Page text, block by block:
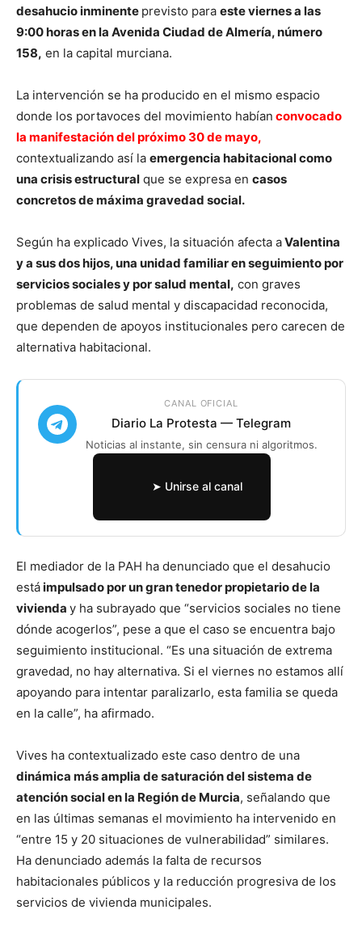
desahucio inminente previsto para este viernes a las
9:00 horas en la Avenida Ciudad de Almería, número
158, en la capital murciana.
La intervención se ha producido en el mismo espacio
donde los portavoces del movimiento habían convocado
la manifestación del próximo 30 de mayo,
contextualizando así la emergencia habitacional como
una crisis estructural que se expresa en casos
concretos de máxima gravedad social.
Según ha explicado Vives, la situación afecta aValentina
y a sus dos hijos, una unidad familiar en seguimiento por
servicios sociales y por salud mental, con graves
problemas de salud mental y discapacidad reconocida,
que dependen de apoyos institucionales pero carecen de
alternativa habitacional.
CANAL OFICIAL
Diario La Protesta — Telegram
Noticias al instante, sin censura ni algoritmos.
➤ Unirse al canal
El mediador de la PAH ha denunciado que el desahucio
estáimpulsado por un gran tenedor propietario de la
vivienda y ha subrayado que “servicios sociales no tiene
dónde acogerlos”, pese a que el caso se encuentra bajo
seguimiento institucional. “Es una situación de extrema
gravedad, no hay alternativa. Si el viernes no estamos allí
apoyando para intentar paralizarlo, esta familia se queda
en la calle”, ha afirmado.
Vives ha contextualizado este caso dentro de una
dinámica más amplia de saturación del sistema de
atención social en la Región de Murcia, señalando que
en las últimas semanas el movimiento ha intervenido en
“entre 15 y 20 situaciones de vulnerabilidad” similares.
Ha denunciado además la falta de recursos
habitacionales públicos y la reducción progresiva de los
servicios de vivienda municipales.